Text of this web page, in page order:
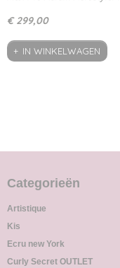
€ 299,00
IN WINKELWAGEN
Categorieën
Artistique
Kis
Ecru new York
Curly Secret OUTLET